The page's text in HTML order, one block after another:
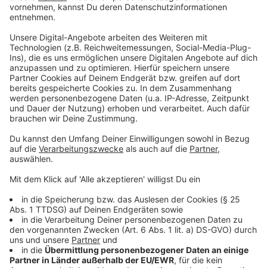
Städten dagegen bisher so gut wie keine Rolle. Es gibt
vor allem für den Tourismus genutzt. Gebaut wurden
sie auch nicht als vollwertiges Nahverkehrsmittel für
den ÖPNV, sondern anlässlich einer Gartenschau.
Allerdings gibt es seit ein paar Jahren in einigen NRW-
Städten Planungen oder Überlegungen zu urbanen
Seilbahnen - unter anderem in Dortmund, Herne, oder
Ein Bürgerentscheid im Jahr 2019 hat das Projekt aber
beerdigt, fast 62 Prozent der Wahlberechtigten in der
Anzeige
Kritik: Privatgrundstücke werden in
Mitleidenschaft gezogen